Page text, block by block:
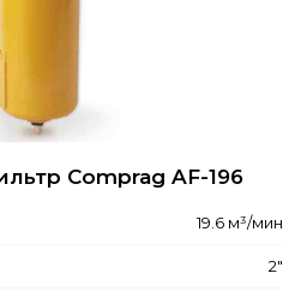
Comprag AF-196
19.6 м³/мин
2"